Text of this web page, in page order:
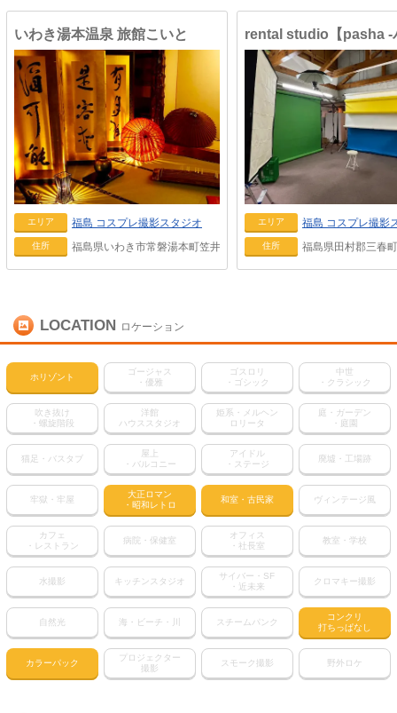
いわき湯本温泉 旅館こいと
エリア 福島 コスプレ撮影スタジオ
住所 福島県いわき市常磐湯本町笠井1番地
エリア 福島 コスプレ撮影
住所 福島県田村郡三春
LOCATION ロケーション
ホリゾント
ゴージャス
・優雅
ゴスロリ
・ゴシック
中世
・クラシック
吹き抜け
・螺旋階段
洋館
ハウススタジオ
姫系・メルヘン
ロリータ
庭・ガーデン
・庭園
猫足・バスタブ
屋上
・バルコニー
アイドル
・ステージ
廃墟・工場跡
牢獄・牢屋
大正ロマン
・昭和レトロ
和室・古民家 ヴィンテージ風
カフェ
・レストラン
病院・保健室
オフィス
・社長室
教室・学校
水撮影 キッチンスタジオ
サイバー・SF
・近未来
クロマキー撮影
自然光 海・ビーチ・川 スチームパンク
コンクリ
打ちっぱなし
カラーパック
プロジェクター
撮影
スモーク撮影 野外ロケ